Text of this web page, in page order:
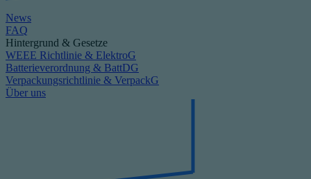
News
FAQ
Hintergrund & Gesetze
WEEE Richtlinie & ElektroG
Batterieverordnung & BattDG
Verpackungsrichtlinie & VerpackG
Über uns